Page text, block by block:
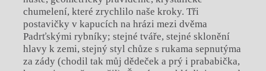
chumelení, které zrychlilo naše kroky. Tři
postavičky v kapucích na hrázi mezi dvěma
Padrťskými rybníky; stejné tváře, stejné sklonění
hlavy k zemi, stejný styl chůze s rukama sepnutýma
za zády (chodil tak můj dědeček a prý i prababička,